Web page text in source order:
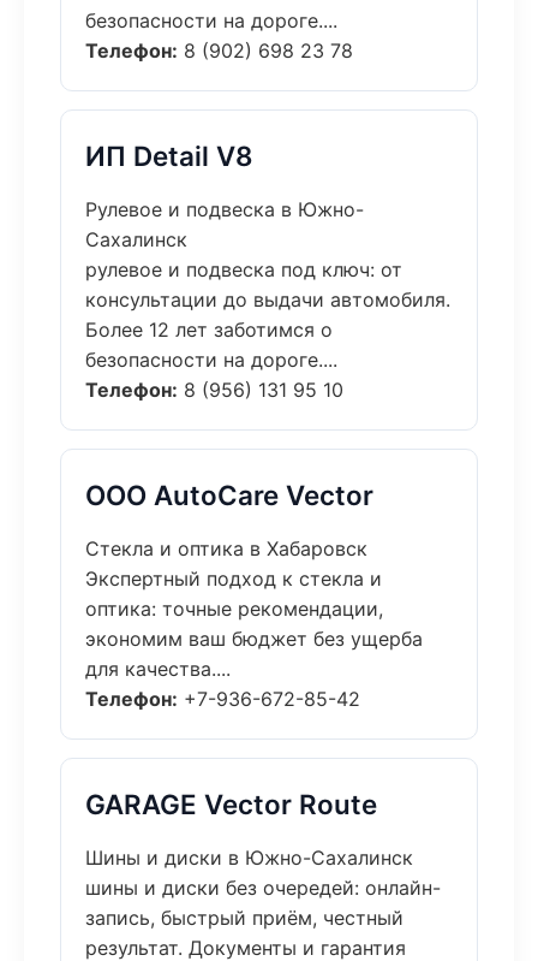
безопасности на дороге....
Телефон: 8 (902) 698 23 78
ИП Detail V8
Рулевое и подвеска в Южно-
Сахалинск
рулевое и подвеска под ключ: от
консультации до выдачи автомобиля.
Более 12 лет заботимся о
безопасности на дороге....
Телефон: 8 (956) 131 95 10
ООО AutoCare Vector
Стекла и оптика в Хабаровск
Экспертный подход к стекла и
оптика: точные рекомендации,
экономим ваш бюджет без ущерба
для качества....
Телефон: +7-936-672-85-42
GARAGE Vector Route
Шины и диски в Южно-Сахалинск
шины и диски без очередей: онлайн-
запись, быстрый приём, честный
результат. Документы и гарантия